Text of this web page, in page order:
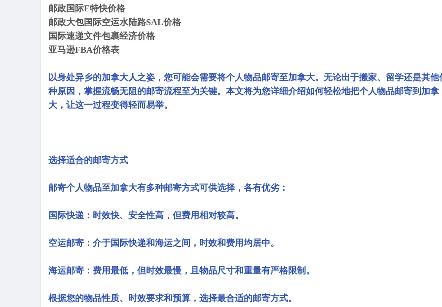
邮政国际E特快价格
邮政大包国际空运水陆路SAL价格
国际速递文件包裹经济价格
亚马逊FBA价格表
以身处异乡的加拿大人之姿，您可能会需要将个人物品邮寄至加拿大。无论出于搬家、留学还是其他
种原因，掌握流畅无阻的邮寄流程至为关键。本文将为您详细介绍如何轻松地把个人物品邮寄到加拿
大，让这一过程变得轻而易举。
选择适合的邮寄方式
邮寄个人物品至加拿大有多种邮寄方式可供选择，各有优劣：
国际快递：时效快、安全性高，但费用相对较高。
空运邮寄：介于国际快递和海运之间，时效和费用均居中。
海运邮寄：费用最低，但时效最慢，且物品尺寸和重量有严格限制。
根据您的物品性质、时效要求和预算，选择最合适的邮寄方式。